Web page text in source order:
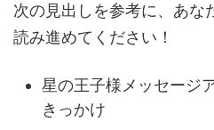
次の見出しを参考に、あな
読み進めてください！
星の王子様メッセージ
きっかけ